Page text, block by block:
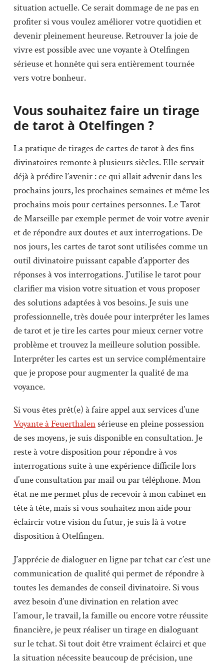
situation actuelle. Ce serait dommage de ne pas en
profiter si vous voulez améliorer votre quotidien et
devenir pleinement heureuse. Retrouver la joie de
vivre est possible avec une voyante à Otelfingen
sérieuse et honnête qui sera entièrement tournée
vers votre bonheur.
Vous souhaitez faire un tirage
de tarot à Otelfingen ?
La pratique de tirages de cartes de tarot à des fins
divinatoires remonte à plusieurs siècles. Elle servait
déjà à prédire l’avenir : ce qui allait advenir dans les
prochains jours, les prochaines semaines et même les
prochains mois pour certaines personnes. Le Tarot
de Marseille par exemple permet de voir votre avenir
et de répondre aux doutes et aux interrogations. De
nos jours, les cartes de tarot sont utilisées comme un
outil divinatoire puissant capable d’apporter des
réponses à vos interrogations. J’utilise le tarot pour
clarifier ma vision votre situation et vous proposer
des solutions adaptées à vos besoins. Je suis une
professionnelle, très douée pour interpréter les lames
de tarot et je tire les cartes pour mieux cerner votre
problème et trouvez la meilleure solution possible.
Interpréter les cartes est un service complémentaire
que je propose pour augmenter la qualité de ma
voyance.
Si vous êtes prêt(e) à faire appel aux services d’une
Voyante à Feuerthalensérieuse en pleine possession
de ses moyens, je suis disponible en consultation. Je
reste à votre disposition pour répondre à vos
interrogations suite à une expérience difficile lors
d’une consultation par mail ou par téléphone. Mon
état ne me permet plus de recevoir à mon cabinet en
tête à tête, mais si vous souhaitez mon aide pour
éclaircir votre vision du futur, je suis là à votre
disposition à Otelfingen.
J’apprécie de dialoguer en ligne par tchat car c’est une
communication de qualité qui permet de répondre à
toutes les demandes de conseil divinatoire. Si vous
avez besoin d’une divination en relation avec
l’amour, le travail, la famille ou encore votre réussite
financière, je peux réaliser un tirage en dialoguant
sur le tchat. Si tout doit être vraiment éclairci et que
la situation nécessite beaucoup de précision, une